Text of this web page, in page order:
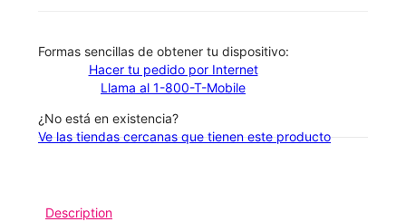
​​​​​​​Formas sencillas de obtener tu dispositivo:
Hacer tu pedido por Internet
Llama al 1-800-T-Mobile
¿No está en existencia?
Ve las tiendas cercanas que tienen este producto
Description